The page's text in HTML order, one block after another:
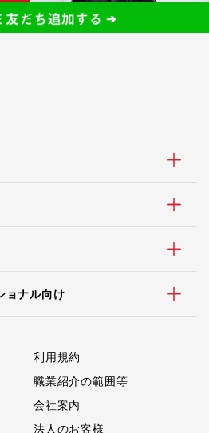
ョナル向け
利用規約
職業紹介の範囲等
会社案内
法人のお客様